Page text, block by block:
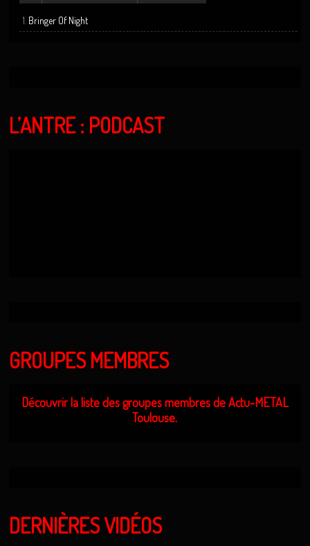
Bringer Of Night
L’ANTRE : PODCAST
GROUPES MEMBRES
Découvrir la liste des groupes membres de Actu-METAL
Toulouse.
DERNIÈRES VIDÉOS